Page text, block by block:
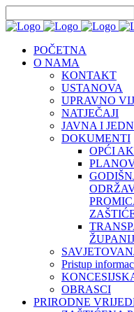
POČETNA
O NAMA
KONTAKT
USTANOVA
UPRAVNO
NATJEČAJI
JAVNA I
DOKUMENTI
OPĆI
Pristup
OBRASCI
PRIRODNE